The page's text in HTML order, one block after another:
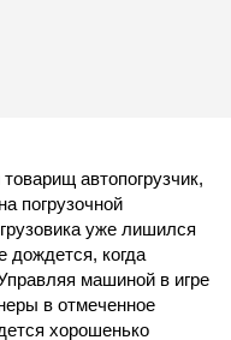
автопогрузчик,
погрузочной
уже лишился
дождется, когда
машиной в игре
в отмеченное
хорошенько